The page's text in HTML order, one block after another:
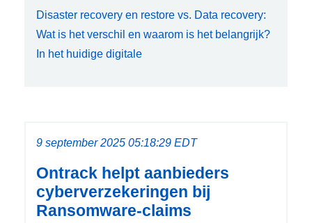
Disaster recovery en restore vs. Data recovery:
Wat is het verschil en waarom is het belangrijk?
In het huidige digitale
9 september 2025 05:18:29 EDT
Ontrack helpt aanbieders
cyberverzekeringen bij
Ransomware-claims